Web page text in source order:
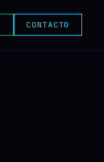
CONTACTO